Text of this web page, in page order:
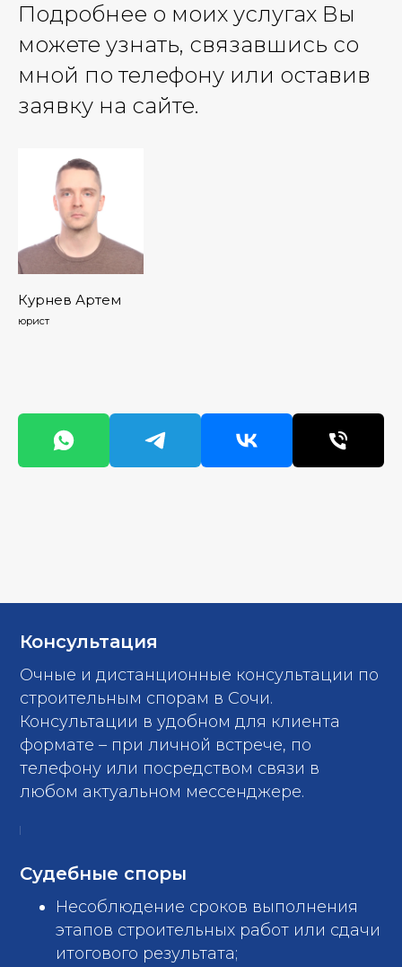
Подробнее о моих услугах Вы
можете узнать, связавшись со
мной по телефону или оставив
заявку на сайте.
Курнев Артем
юрист
Консультация
Очные и дистанционные консультации по
строительным спорам в Сочи.
Консультации в удобном для клиента
формате – при личной встрече, по
телефону или посредством связи в
любом актуальном мессенджере.
Судебные споры
Несоблюдение сроков выполнения
этапов строительных работ или сдачи
итогового результата;